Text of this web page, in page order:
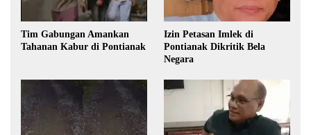
Tim Gabungan Amankan
Tahanan Kabur di Pontianak
Izin Petasan Imlek di
Pontianak Dikritik Bela
Negara